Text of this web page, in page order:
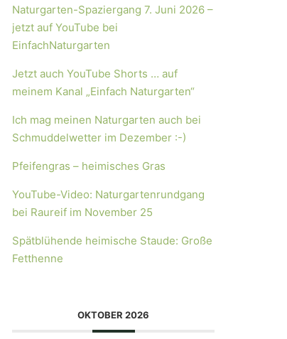
Naturgarten-Spaziergang 7. Juni 2026 –
jetzt auf YouTube bei
EinfachNaturgarten
Jetzt auch YouTube Shorts … auf
meinem Kanal „Einfach Naturgarten“
Ich mag meinen Naturgarten auch bei
Schmuddelwetter im Dezember :-)
Pfeifengras – heimisches Gras
YouTube-Video: Naturgartenrundgang
bei Raureif im November 25
Spätblühende heimische Staude: Große
Fetthenne
OKTOBER 2026